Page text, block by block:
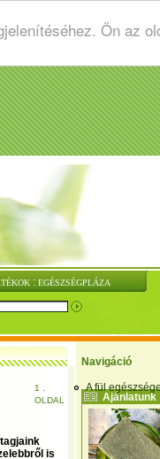
Ön az
: EGÉSZSÉGPLÁZA
Navigáció
A fül
Ajánlatunk
1 .
OLDAL
is